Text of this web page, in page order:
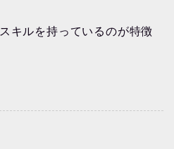
キルを持っているのが特徴